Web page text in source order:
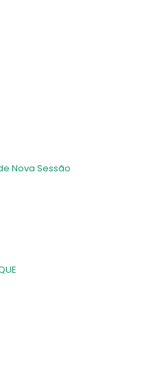
Nova Sessão